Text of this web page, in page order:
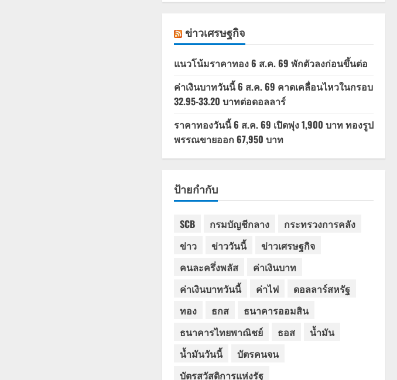
ข่าวเศรษฐกิจ
แนวโน้มราคาทอง 6 ส.ค. 69 พักตัวลงก่อนขึ้นต่อ
ค่าเงินบาทวันนี้ 6 ส.ค. 69 คาดเคลื่อนไหวในกรอบ
32.95-33.20 บาทต่อดอลลาร์
ราคาทองวันนี้ 6 ส.ค. 69 เปิดพุ่ง 1,900 บาท ทองรูป
พรรณขายออก 67,950 บาท
ป้ายกำกับ
SCB กรมบัญชีกลาง
กระทรวงการคลัง
ข่าว
ข่าววันนี้
ข่าวเศรษฐกิจ
คนละครึ่งพลัส
ค่าเงินบาท
ค่าเงินบาทวันนี้
ค่าไฟ
ดอลลาร์สหรัฐ
ทอง
ธกส
ธนาคารออมสิน
ธนาคารไทยพาณิชย์
ธอส
น้ำมัน
น้ำมันวันนี้
บัตรคนจน
บัตรสวัสดิการแห่งรัฐ